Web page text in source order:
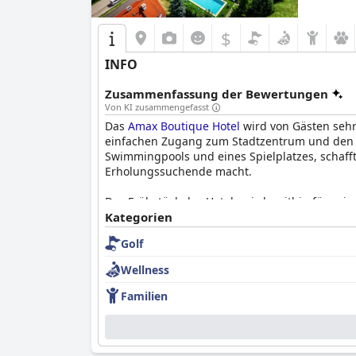
$
INFO
Zusammenfassung der Bewertungen
Von KI zusammengefasst
Das Amax Boutique Hotel wird von Gästen
einfachen Zugang zum Stadtzentrum und
Swimmingpools und eines Spielplatzes,
Erholungssuchende macht.
Das Frühstück des Hotels wird weithin für
Ernährungsbedürfnisse zugeschnitten ist.
Erlebnis beitragen. Ebenso erntet der
Gerichte, wobei das ausgezeichnete
Die Zimmer im
Komfort der Betten und die Sauberkeit der
es kleinere Erwähnungen von
Makellose Sauberkeit ist ein durchgängiges
Kategorien
Golf
Wellness
Familien